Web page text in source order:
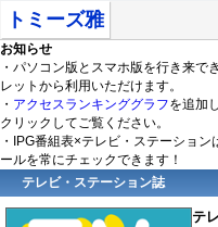
トミーズ雅
お知らせ
・パソコン版とスマホ版を行き来
レットから利用いただけます。
・ アクセスランキンググラフを追加
クリックしてご覧ください。
・IPG番組表×テレビ・ステーショ
ールを常にチェックできます！
テレビ・ステーション誌
テ